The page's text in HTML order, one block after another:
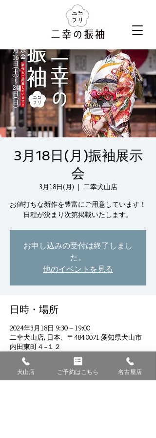
3月18日(月)振袖展示
会
3月18日(月)
  |
二幸犬山店
お値打ちな新作を豊富にご用意しています！
日程が決まり次第掲載いたします。
お申し込みの受付は終了しまし
た。
他のイベントを見る
日時・場所
2024年3月18日 9:30 – 19:00
二幸犬山店, 日本、〒484-0071 愛知県犬山市
内田東町４−１２
犬山店 ご予約はこちら 名古屋店